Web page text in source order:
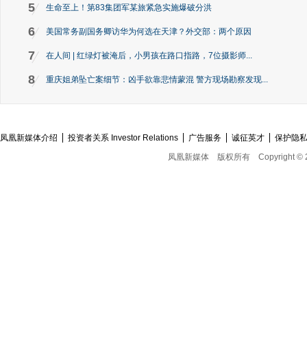
5 生命至上！第83集团军某旅紧急实施爆破分洪
6 美国常务副国务卿访华为何选在天津？外交部：两个原因
7 在人间 | 红绿灯被淹后，小男孩在路口指路，7位摄影师...
8 重庆姐弟坠亡案细节：凶手欲靠悲情蒙混 警方现场勘察发现...
凤凰新媒体介绍 投资者关系 Investor Relations 广告服务 诚征英才
保护隐
凤凰新媒体
版权所有 Copyright ©